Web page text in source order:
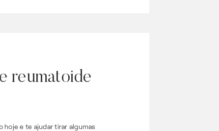
reumatoide
hoje e te ajudar tirar algumas